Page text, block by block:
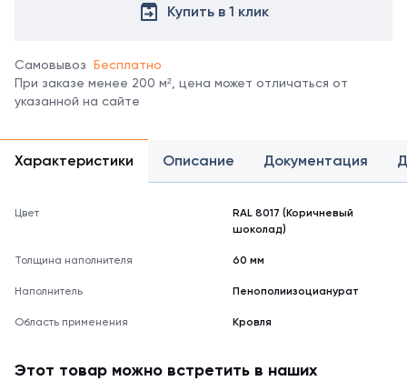
цвета
справочнике
цветов
RAL.
цвета
полностью
оттенку.
Купить в 1 клик
Самовывоз Бесплатно
При заказе менее 200 м², цена может отличаться от
указанной на сайте
Характеристики Описание Документация
Цвет
RAL 8017 (Коричневый
шоколад)
Толщина наполнителя 60 мм
Наполнитель Пенополиизоцианурат
Область применения Кровля
Этот товар можно встретить в наших